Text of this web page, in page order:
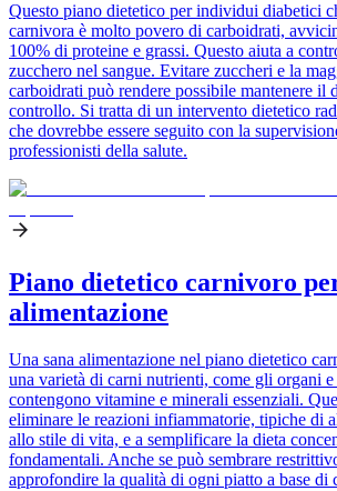
Questo piano dietetico per individui diabetici
carnivora è molto povero di carboidrati,
100% di proteine e grassi. Questo aiuta a
zucchero nel sangue. Evitare zuccheri e la
carboidrati può rendere possibile mantenere il
controllo. Si tratta di un intervento dietetico
che dovrebbe essere seguito con la
professionisti della salute.
Piano dietetico carnivoro
alimentazione
Una sana alimentazione nel piano dietetico
una varietà di carni nutrienti, come gli organi
contengono vitamine e minerali essenziali.
eliminare le reazioni infiammatorie, tipiche di
allo stile di vita, e a semplificare la dieta
fondamentali. Anche se può sembrare
approfondire la qualità di ogni piatto a base di